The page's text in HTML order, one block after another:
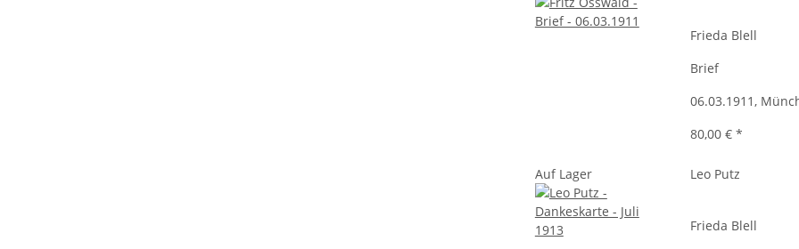
Frieda Blell
Brief
06.03.1911,
80,00 €*
Auf Lager Leo Putz
Frieda Blell